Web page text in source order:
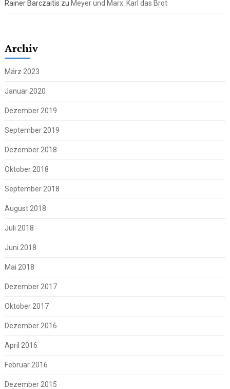
Rainer Barczaitis zu Meyer und Marx: Karl das Brot
Archiv
März 2023
Januar 2020
Dezember 2019
September 2019
Dezember 2018
Oktober 2018
September 2018
August 2018
Juli 2018
Juni 2018
Mai 2018
Dezember 2017
Oktober 2017
Dezember 2016
April 2016
Februar 2016
Dezember 2015